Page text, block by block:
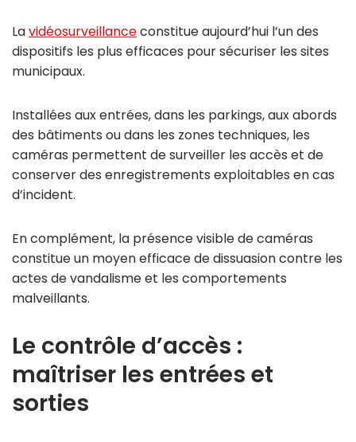
Lavidéosurveillanceconstitue aujourd’hui l’un des
dispositifs les plus efficaces pour sécuriser les sites
municipaux.
Installées aux entrées, dans les parkings, aux abords
des bâtiments ou dans les zones techniques, les
caméras permettent de surveiller les accès et de
conserver des enregistrements exploitables en cas
d’incident.
En complément, la présence visible de caméras
constitue un moyen efficace de dissuasion contre les
actes de vandalisme et les comportements
malveillants.
Le contrôle d’accès :
maîtriser les entrées et
sorties